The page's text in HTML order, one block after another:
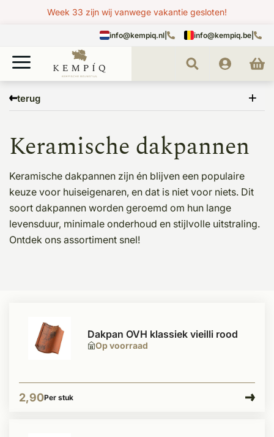
Week 33 zijn wij vanwege vakantie gesloten!
info@kempiq.nl info@kempiq.be
terug
DakpannenKeramische dakpannen
Keramische dakpannen
Keramische dakpannen zijn én blijven een populaire
keuze voor huiseigenaren, en dat is niet voor niets. Dit
soort dakpannen worden geroemd om hun lange
levensduur, minimale onderhoud en stijlvolle uitstraling.
Ontdek ons assortiment snel!
Op voorraad
Dakpan OVH klassiek vieilli rood
2,90Per stuk